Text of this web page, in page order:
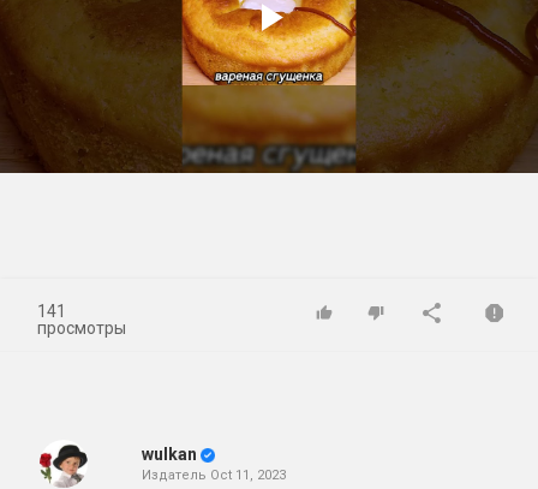
Play
Video
141
просмотры
wulkan
Издатель Oct 11, 2023